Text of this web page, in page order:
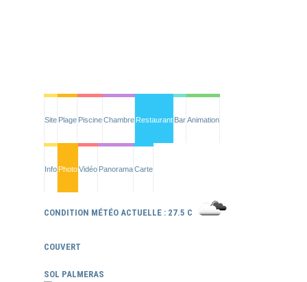
Site Plage PiscineChambre Restaurant BarAnimation
Info PhotoVidéo PanoramaCarte
CONDITION MÉTÉO ACTUELLE : 27.5 C
COUVERT
SOL PALMERAS